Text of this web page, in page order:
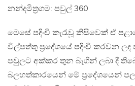
නන්දමිත්‍රගම: පවුල් 360
මෙසේ පදිංචි කැරැවූ කිසිවෙක් ඒ
විල්පත්තු ප්‍රදේශයේ පදිංචි කරවන ලද
පවුලට අක්කර තුන බැගින් ලබා දී
බලහත්කාරයෙන් මේ ප්‍රදේශයෙන්